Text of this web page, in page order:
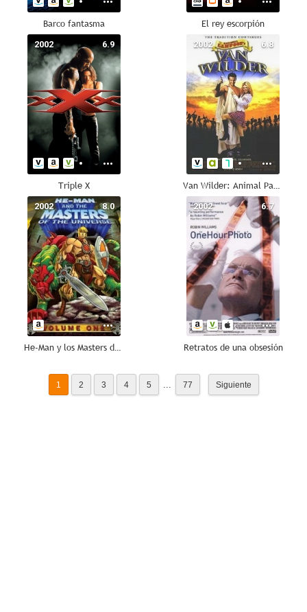
Barco fantasma El rey escorpión
6.9
2002
Triple X
6.8
2002
Van Wilder: Animal Party
8.0
2002
He-Man y los Masters del Universo
6.7
2002
Retratos de una obsesión
1 2 3 4 5 ... 77 Siguiente